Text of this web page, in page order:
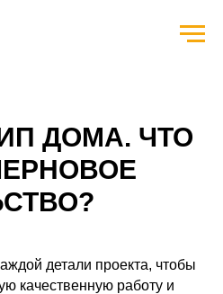
ДОМА. ЧТО
детали проекта, чтобы
качественную работу и